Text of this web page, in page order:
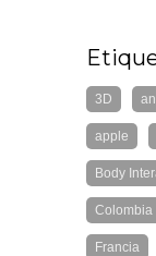
3D
apple
Body
Colombia
Francia